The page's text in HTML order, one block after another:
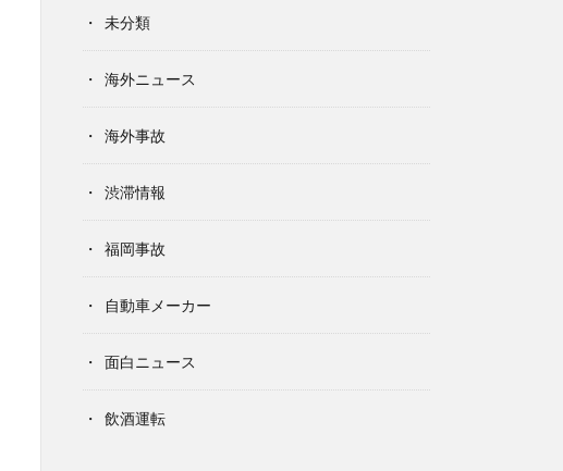
未分類
海外ニュース
海外事故
渋滞情報
福岡事故
自動車メーカー
面白ニュース
飲酒運転